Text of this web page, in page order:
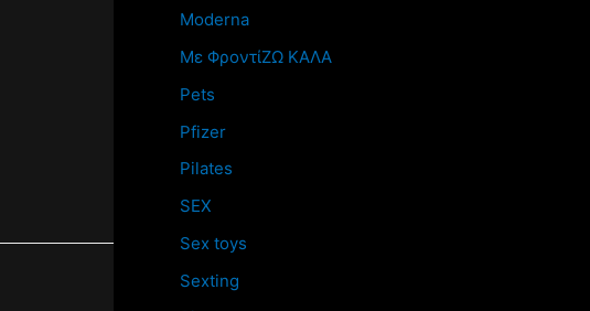
Moderna
Mε ΦροντίΖΩ ΚΑΛΑ
Pets
Pfizer
Pilates
SEX
Sex toys
Sexting